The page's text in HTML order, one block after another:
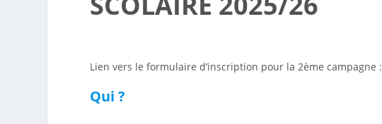
Lien vers le formulaire d’inscription pour la 2ème campagne :
Qui ?